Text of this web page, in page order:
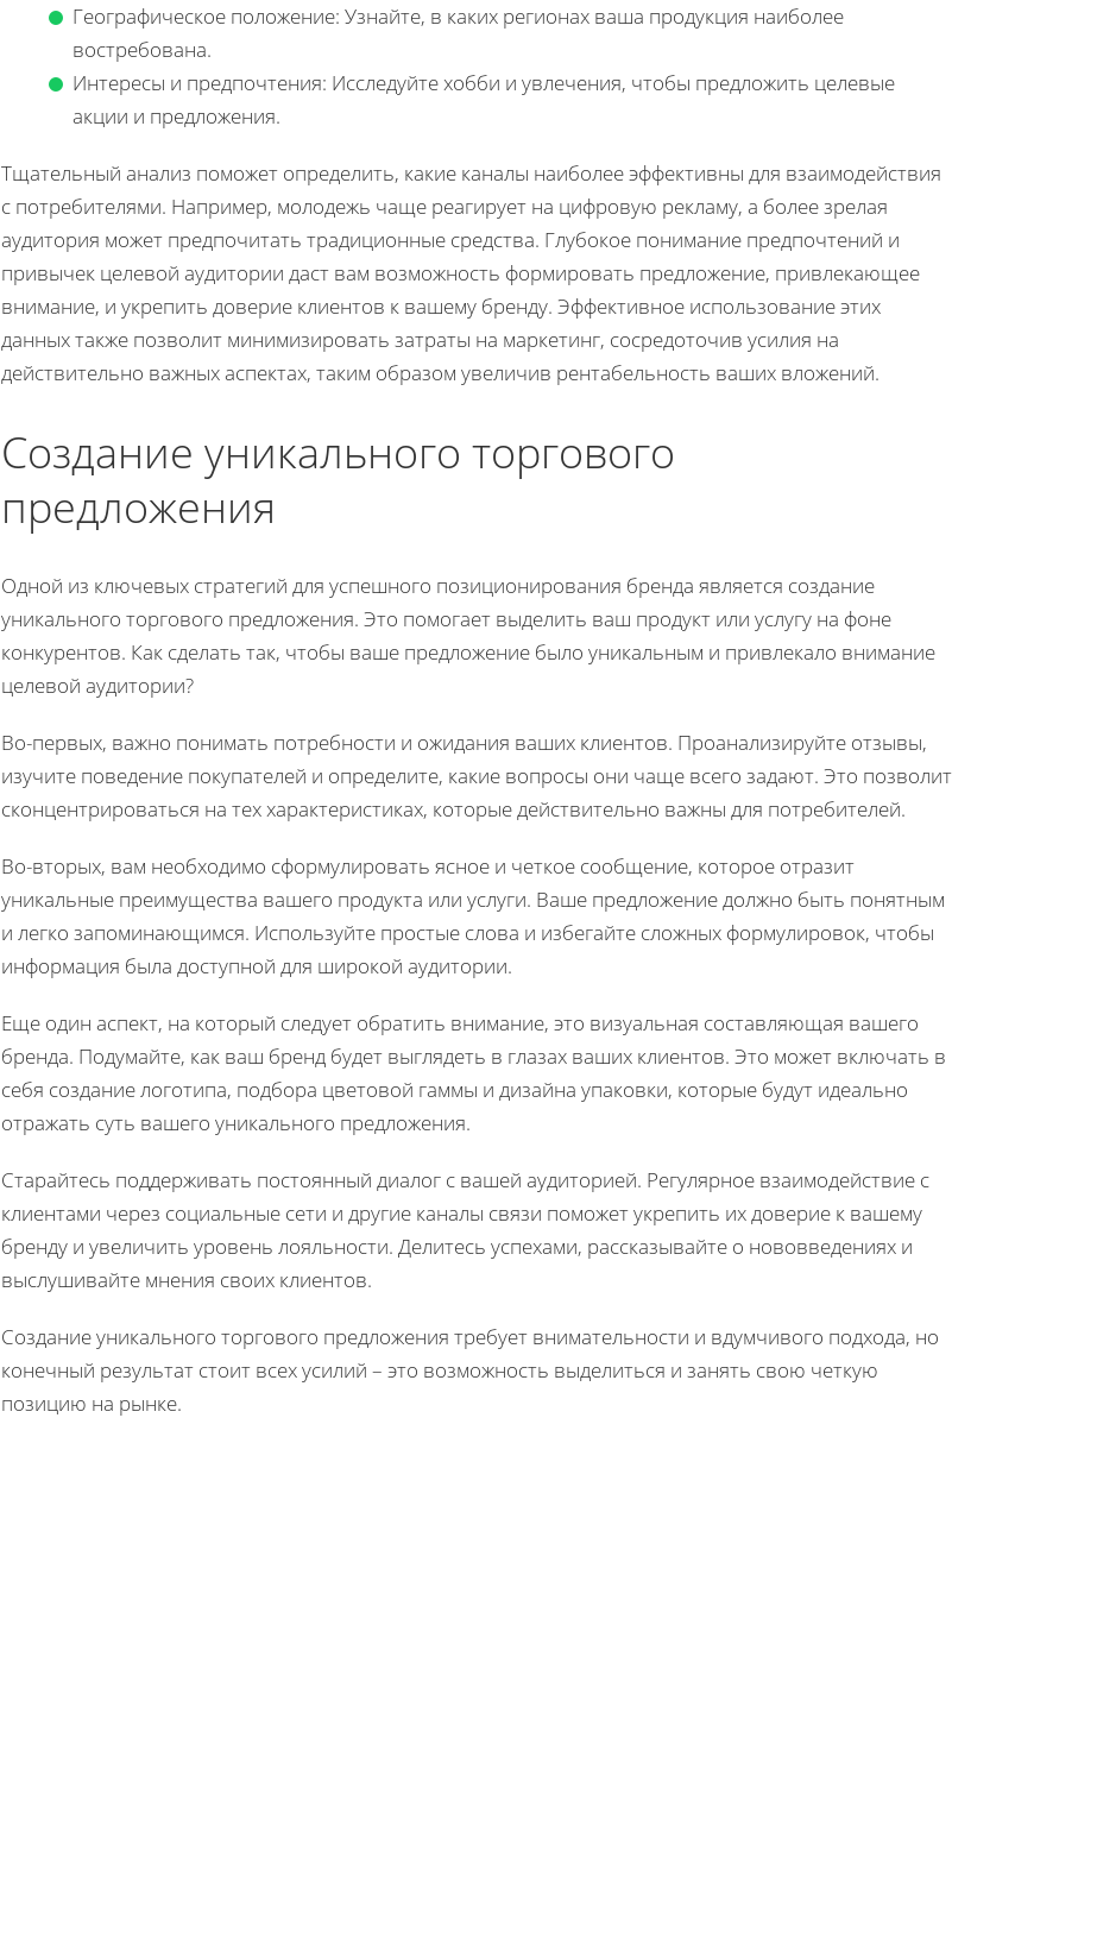
Географическое положение: Узнайте, в каких регионах ваша продукция наиболее
востребована.
Интересы и предпочтения: Исследуйте хобби и увлечения, чтобы предложить целевые
акции и предложения.
Тщательный анализ поможет определить, какие каналы наиболее эффективны для взаимодействия
с потребителями. Например, молодежь чаще реагирует на цифровую рекламу, а более зрелая
аудитория может предпочитать традиционные средства. Глубокое понимание предпочтений и
привычек целевой аудитории даст вам возможность формировать предложение, привлекающее
внимание, и укрепить доверие клиентов к вашему бренду. Эффективное использование этих
данных также позволит минимизировать затраты на маркетинг, сосредоточив усилия на
действительно важных аспектах, таким образом увеличив рентабельность ваших вложений.
Создание уникального торгового
предложения
Одной из ключевых стратегий для успешного позиционирования бренда является создание
уникального торгового предложения. Это помогает выделить ваш продукт или услугу на фоне
конкурентов. Как сделать так, чтобы ваше предложение было уникальным и привлекало внимание
целевой аудитории?
Во-первых, важно понимать потребности и ожидания ваших клиентов. Проанализируйте отзывы,
изучите поведение покупателей и определите, какие вопросы они чаще всего задают. Это позволит
сконцентрироваться на тех характеристиках, которые действительно важны для потребителей.
Во-вторых, вам необходимо сформулировать ясное и четкое сообщение, которое отразит
уникальные преимущества вашего продукта или услуги. Ваше предложение должно быть понятным
и легко запоминающимся. Используйте простые слова и избегайте сложных формулировок, чтобы
информация была доступной для широкой аудитории.
Еще один аспект, на который следует обратить внимание, это визуальная составляющая вашего
бренда. Подумайте, как ваш бренд будет выглядеть в глазах ваших клиентов. Это может включать в
себя создание логотипа, подбора цветовой гаммы и дизайна упаковки, которые будут идеально
отражать суть вашего уникального предложения.
Старайтесь поддерживать постоянный диалог с вашей аудиторией. Регулярное взаимодействие с
клиентами через социальные сети и другие каналы связи поможет укрепить их доверие к вашему
бренду и увеличить уровень лояльности. Делитесь успехами, рассказывайте о нововведениях и
выслушивайте мнения своих клиентов.
Создание уникального торгового предложения требует внимательности и вдумчивого подхода, но
конечный результат стоит всех усилий – это возможность выделиться и занять свою четкую
позицию на рынке.